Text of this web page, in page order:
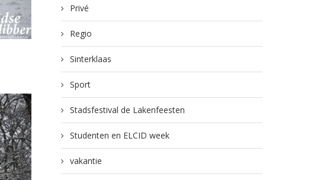
Privé
Regio
Sinterklaas
Sport
Stadsfestival de Lakenfeesten
Studenten en ELCID week
vakantie